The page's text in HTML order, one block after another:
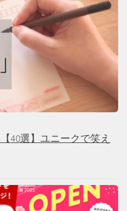
40選】ユニークで笑え